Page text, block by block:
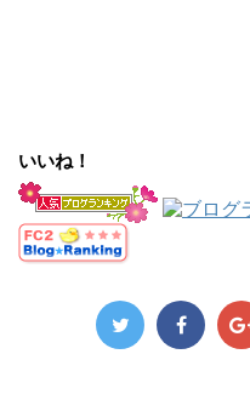
いいね！